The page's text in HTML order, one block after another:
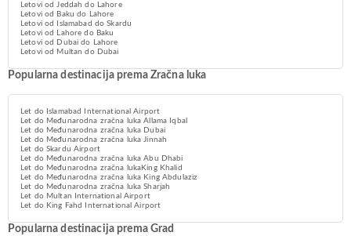
Letovi od Jeddah do Lahore
Letovi od Baku do Lahore
Letovi od Islamabad do Skardu
Letovi od Lahore do Baku
Letovi od Dubai do Lahore
Letovi od Multan do Dubai
Popularna destinacija prema Zračna luka
Let do Islamabad International Airport
Let do Međunarodna zračna luka Allama Iqbal
Let do Međunarodna zračna luka Dubai
Let do Međunarodna zračna luka Jinnah
Let do Skardu Airport
Let do Međunarodna zračna luka Abu Dhabi
Let do Međunarodna zračna lukaKing Khalid
Let do Međunarodna zračna luka King Abdulaziz
Let do Međunarodna zračna luka Sharjah
Let do Multan International Airport
Let do King Fahd International Airport
Popularna destinacija prema Grad